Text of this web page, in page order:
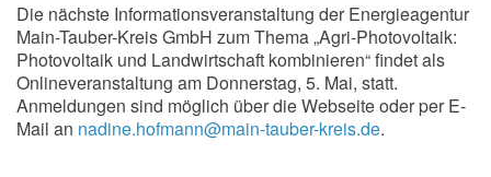
Die nächste Informationsveranstaltung der Energieagentur
Main-Tauber-Kreis GmbH zum Thema „Agri-Photovoltaik:
Photovoltaik und Landwirtschaft kombinieren“ findet als
Onlineveranstaltung am Donnerstag, 5. Mai, statt.
Anmeldungen sind möglich über die Webseite oder per E-
Mail an nadine.hofmann@main-tauber-kreis.de.